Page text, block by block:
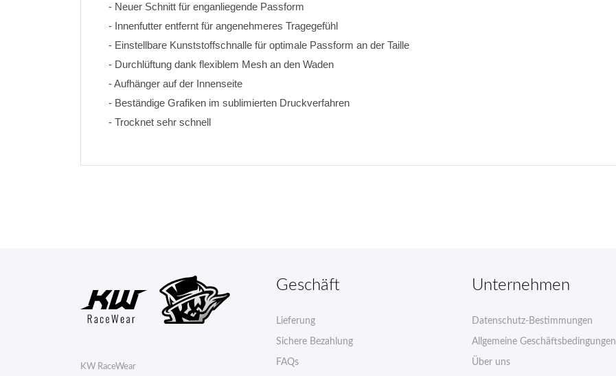
- Neuer Schnitt für enganliegende Passform
- Innenfutter entfernt für angenehmeres Tragegefühl
- Einstellbare Kunststoffschnalle für optimale Passform an der Taille
- Durchlüftung dank flexiblem Mesh an den Waden
- Aufhänger auf der Innenseite
- Beständige Grafiken im sublimierten Druckverfahren
- Trocknet sehr schnell
KW RaceWear
Geschäft
Lieferung
Sichere Bezahlung
FAQs
Unternehmen
Datenschutz-Bestimmungen
Allgemeine Geschäftsbedingungen
Über uns